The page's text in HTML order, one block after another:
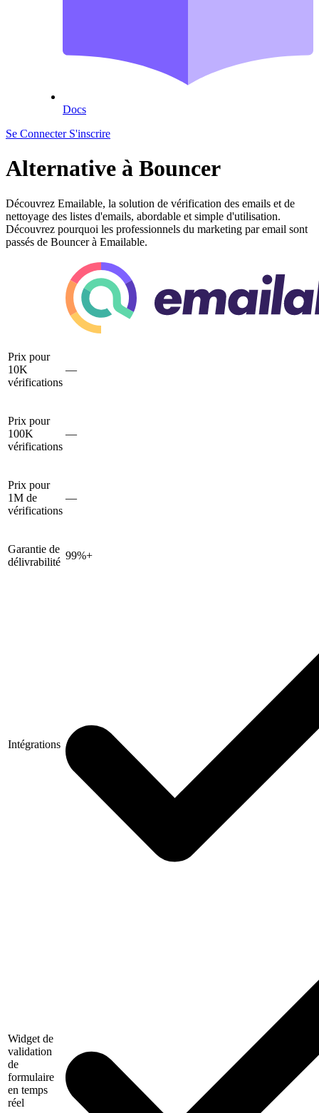
Docs
Se Connecter S'inscrire
Alternative à Bouncer
Découvrez Emailable, la solution de vérification des emails et de
nettoyage des listes d'emails, abordable et simple d'utilisation.
Découvrez pourquoi les professionnels du marketing par email sont
passés de Bouncer à Emailable.
Prix pour
10K
vérifications
—
Prix pour
100K
vérifications
—
Prix pour
1M de
vérifications
—
Garantie de
délivrabilité
99%+
Intégrations
Widget de
validation
de
formulaire
en temps
réel